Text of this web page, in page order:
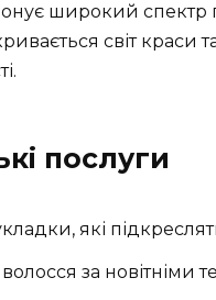
широкий спектр
світ
послуги
які
за новітніми